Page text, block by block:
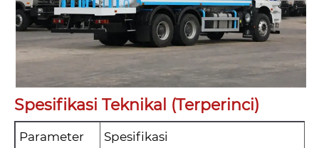
Spesifikasi Teknikal (Terperinci)
Parameter Spesifikasi